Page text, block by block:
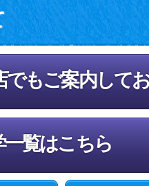
でもご案内して
覧はこちら